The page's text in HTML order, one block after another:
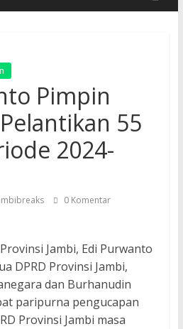
Pimpin
55
2024-
0 Komentar
Jambi, Edi Purwanto
DPRD Provinsi Jambi,
dan Burhanudin
paripurna pengucapan
Provinsi Jambi masa